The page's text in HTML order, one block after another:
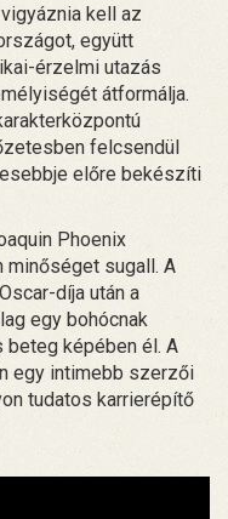
kell az
együtt
érzelmi utazás
átformálja.
felcsendül
előre bekészíti
Phoenix
minőséget sugall. A
díja után a
egy bohócnak
képében él. A
egy intimebb szerzői
tudatos karrierépítő